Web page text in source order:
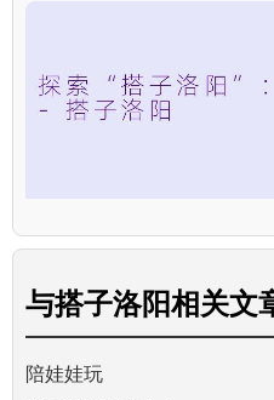
与搭子洛阳相关文
陪娃娃玩